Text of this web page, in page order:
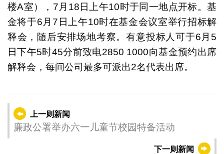
楼A室），7月18日上午10时于同一地点开标。基
金将于6月7日上午10时在基金会议室举行招标解
释会，随后安排场地考察。有意投标人可于6月5
日下午5时45分前致电2850 1000向基金预约出席
解释会，每间公司最多可派出2名代表出席。
上一则新闻
廉政公署举办六一儿童节校园特备活动
下一则新闻